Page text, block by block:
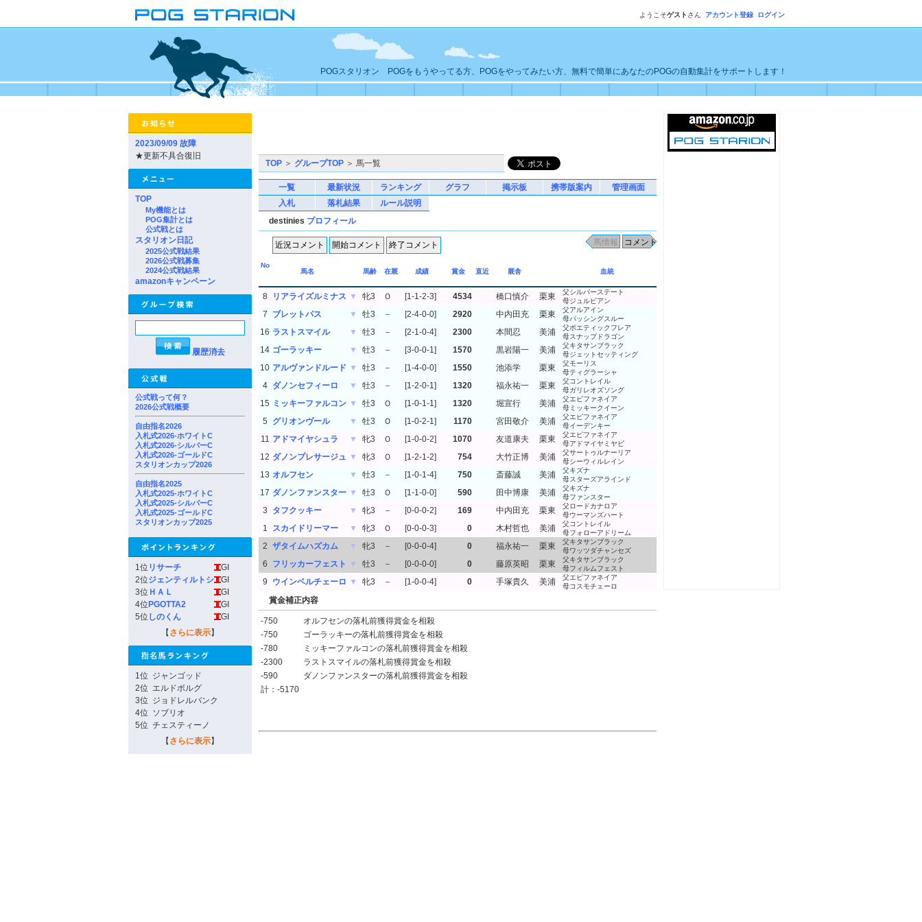
ようこそゲスト さん アカウント登録 ログイン
POGスタリオン POGをもうやってる方、POGをやってみたい方、無料で簡単にあなたのPOGの自動集計をサポートします！
2023/09/09 故障
★更新不具合復旧
TOP
My機能とは
POG集計とは
公式戦とは
スタリオン日記
2025公式戦結果
2026公式戦募集
2024公式戦結果
amazonキャンペーン
履歴消去
公式戦って何？
2026公式戦概要
自由指名2026
入札式2026-ホワイトC
入札式2026-シルバーC
入札式2026-ゴールドC
スタリオンカップ2026
自由指名2025
入札式2025-ホワイトC
入札式2025-シルバーC
入札式2025-ゴールドC
スタリオンカップ2025
1位 リサーチ
GI
2位ジェンティルトシ
GI
3位 ＨＡＬ
GI
4位 PGOTTA2
GI
5位 しのくん
GI
【 さらに表示】
1位 ジャンゴッド
2位 エルドボルグ
3位 ジョドレルバンク
4位 ソブリオ
5位 チェスティーノ
【 さらに表示】
TOP ＞ グループTOP ＞ 馬一覧
一覧 最新状況 ランキング グラフ 掲示板 携帯版案内
管理画面
入札
落札結果
ルール説明
destinies プロフィール
No
馬名
馬齢 在厩 成績 賞金 直近 厩舎 血統
8 リアライズルミナス ▼ 牝3 Ｏ [1-1-2-3] 4534 橋口慎介 栗東
父シルバーステート
母ジュルビアン
7 ブレットパス ▼ 牡3 － [2-4-0-0] 2920 中内田充 栗東
父アルアイン
母パッシングスルー
16 ラストスマイル ▼ 牡3 － [2-1-0-4] 2300 本間忍 美浦
父ポエティックフレア
母スナップドラゴン
14 ゴーラッキー ▼ 牡3 － [3-0-0-1] 1570 黒岩陽一 美浦
父キタサンブラック
母ジェットセッティング
10 アルヴァンドルード ▼ 牡3 － [1-4-0-0] 1550 池添学 栗東
父モーリス
母ティグラーシャ
4 ダノンセフィーロ ▼ 牡3 － [1-2-0-1] 1320 福永祐一 栗東
父コントレイル
母ガリレオズソング
15 ミッキーファルコン ▼ 牡3 Ｏ [1-0-1-1] 1320 堀宣行 美浦
父エピファネイア
母ミッキークイーン
5 グリオンヴール ▼ 牡3 Ｏ [1-0-2-1] 1170 宮田敬介 美浦
父エピファネイア
母イーデンキー
11 アドマイヤシュラ ▼ 牝3 Ｏ [1-0-0-2] 1070 友道康夫 栗東
父エピファネイア
母アドマイヤミヤビ
12 ダノンプレサージュ ▼ 牝3 Ｏ [1-2-1-2] 754 大竹正博 美浦
父サートゥルナーリア
母シーウィルレイン
13 オルフセン ▼ 牡3 － [1-0-1-4] 750 斎藤誠 美浦
父キズナ
母スターズアラインド
17 ダノンファンスター ▼ 牡3 Ｏ [1-1-0-0] 590 田中博康 美浦
父キズナ
母ファンスター
3 タフクッキー ▼ 牝3 － [0-0-0-2] 169 中内田充 栗東
父ロードカナロア
母ウーマンズハート
1 スカイドリーマー ▼ 牝3 Ｏ [0-0-0-3] 0 木村哲也 美浦
父コントレイル
母フォローアドリーム
2 ザタイムハズカム ▼ 牝3 － [0-0-0-4] 0 福永祐一 栗東
父キタサンブラック
母ワッツダチャンセズ
6 フリッカーフェスト ▼ 牡3 － [0-0-0-0] 0 藤原英昭 栗東
父キタサンブラック
母フィルムフェスト
9 ウインベルチェーロ ▼ 牝3 － [1-0-0-4] 0 手塚貴久 美浦
父エピファネイア
母コスモチェーロ
賞金補正内容
-750
オルフセンの落札前獲得賞金を相殺
-750
ゴーラッキーの落札前獲得賞金を相殺
-780
ミッキーファルコンの落札前獲得賞金を相殺
-2300
ラストスマイルの落札前獲得賞金を相殺
-590
ダノンファンスターの落札前獲得賞金を相殺
計：-5170